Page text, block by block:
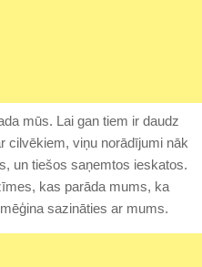
mūs. Lai gan tiem ir daudz
cilvēkiem, viņu norādījumi nāk
un tiešos saņemtos ieskatos.
kas parāda mums, ka
sazināties ar mums.